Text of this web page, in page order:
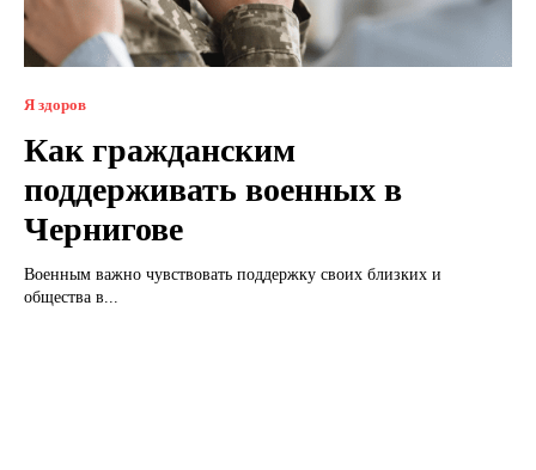
Я здоров
Как гражданским
поддерживать военных в
Чернигове
Военным важно чувствовать поддержку своих близких и
общества в...